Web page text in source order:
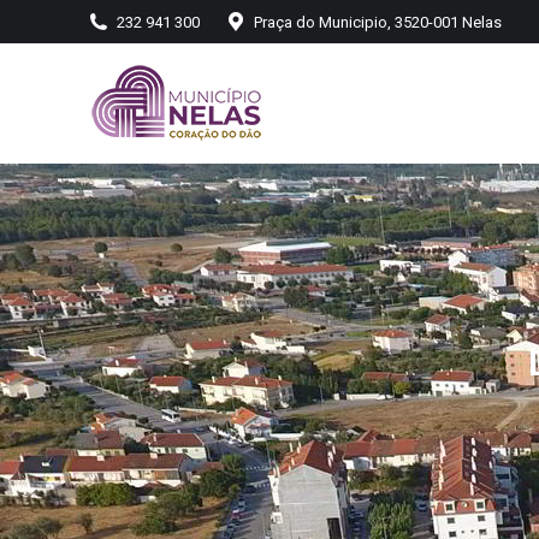
232 941 300 Praça do Municipio, 3520-001 Nelas